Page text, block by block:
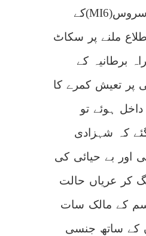
سروس(MI6)
کے
ملنے پر سکاٹ
برطانیہ کے
پر تعیش کمرے کا
داخل ہوئے تو
کہ شہزادی
اور بے حیائی کی
کر عریاں حالت
کے مالک سات
کے ساتھ جنسی